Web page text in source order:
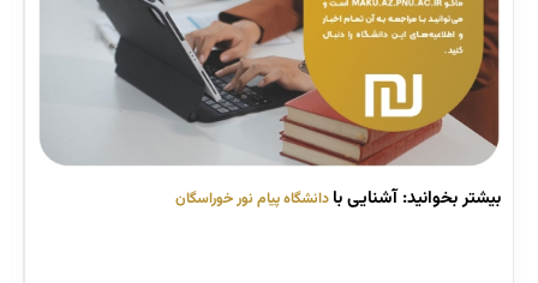
بیشتر بخوانید: آشنایی با دانشگاه پیام نور خوراسگان